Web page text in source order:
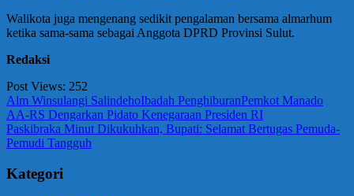
Walikota juga mengenang sedikit pengalaman bersama almarhum
ketika sama-sama sebagai Anggota DPRD Provinsi Sulut.
Redaksi
Post Views: 252
Alm Winsulangi SalindehoIbadah PenghiburanPemkot Manado
Navigasi
pos
Previous
Post:
AA-RS Dengarkan Pidato Kenegaraan Presiden RI
Next
Post:
Paskibraka Minut Dikukuhkan, Bupati: Selamat Bertugas Pemuda-
Pemudi Tangguh
Kategori